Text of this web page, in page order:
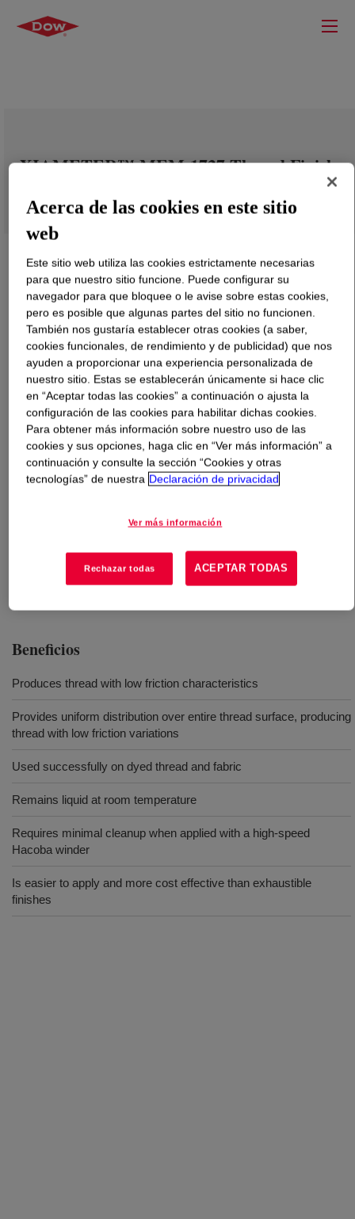
XIAMETER™ MEM-1727 Thread Finish
Qué esXIAMETER™ MEM-1727 Thread Finish
A silicone / organic wax dispersion used to lubricate
polyester sewing threads. Provides uniform distribution
over the entire thread surface resulting in thread with low
friction characteristics.
Lubrication of polyester sewing threads
Beneficios
Produces thread with low friction characteristics
Provides uniform distribution over entire thread surface, producing
thread with low friction variations
Used successfully on dyed thread and fabric
Remains liquid at room temperature
Requires minimal cleanup when applied with a high-speed
Hacoba winder
Is easier to apply and more cost effective than exhaustible
finishes
Acerca de las cookies en este sitio
web
Este sitio web utiliza las cookies estrictamente necesarias
para que nuestro sitio funcione. Puede configurar su
navegador para que bloquee o le avise sobre estas cookies,
pero es posible que algunas partes del sitio no funcionen.
También nos gustaría establecer otras cookies (a saber,
cookies funcionales, de rendimiento y de publicidad) que nos
ayuden a proporcionar una experiencia personalizada de
nuestro sitio. Estas se establecerán únicamente si hace clic
en “Aceptar todas las cookies” a continuación o ajusta la
configuración de las cookies para habilitar dichas cookies.
Para obtener más información sobre nuestro uso de las
cookies y sus opciones, haga clic en “Ver más información” a
continuación y consulte la sección “Cookies y otras
tecnologías” de nuestra Declaración de privacidad
Ver más información
Rechazar todas ACEPTAR TODAS